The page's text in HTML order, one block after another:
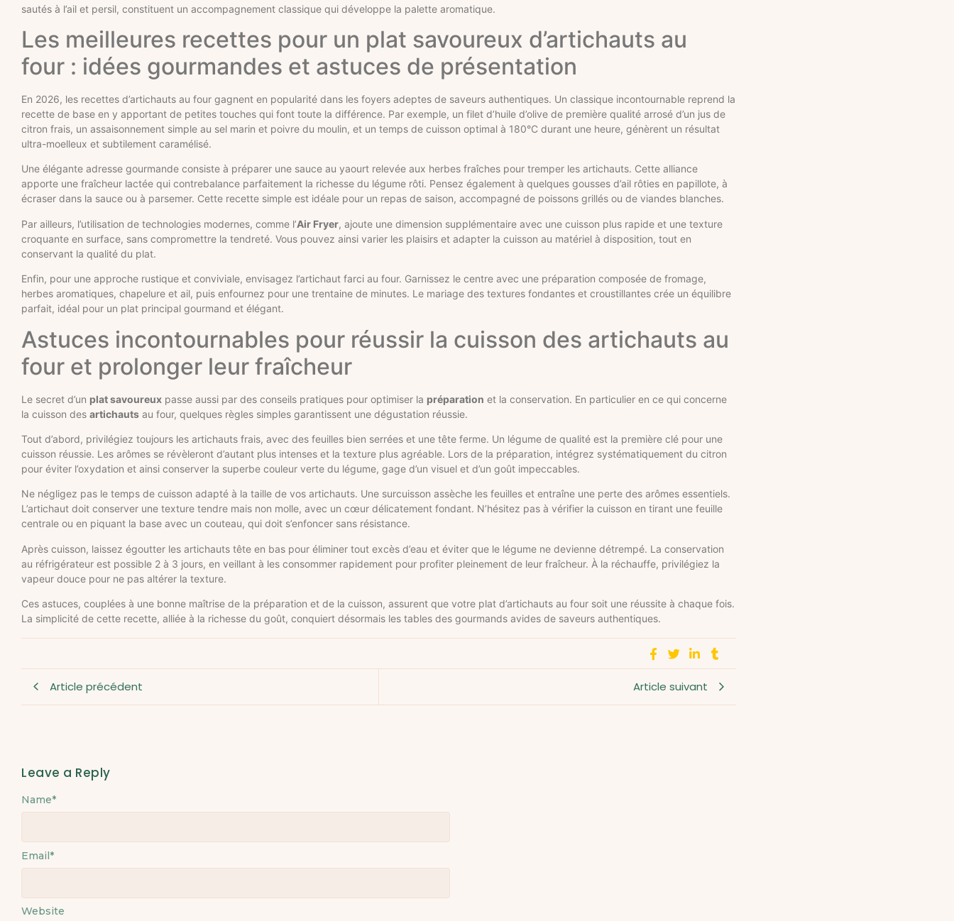
sautés à l’ail et persil, constituent un accompagnement classique qui développe la palette aromatique.
Les meilleures recettes pour un plat savoureux d’artichauts au
four : idées gourmandes et astuces de présentation
En 2026, les recettes d’artichauts au four gagnent en popularité dans les foyers adeptes de saveurs authentiques. Un classique incontournable reprend la
recette de base en y apportant de petites touches qui font toute la différence. Par exemple, un filet d’huile d’olive de première qualité arrosé d’un jus de
citron frais, un assaisonnement simple au sel marin et poivre du moulin, et un temps de cuisson optimal à 180°C durant une heure, génèrent un résultat
ultra-moelleux et subtilement caramélisé.
Une élégante adresse gourmande consiste à préparer une sauce au yaourt relevée aux herbes fraîches pour tremper les artichauts. Cette alliance
apporte une fraîcheur lactée qui contrebalance parfaitement la richesse du légume rôti. Pensez également à quelques gousses d’ail rôties en papillote, à
écraser dans la sauce ou à parsemer. Cette recette simple est idéale pour un repas de saison, accompagné de poissons grillés ou de viandes blanches.
Par ailleurs, l’utilisation de technologies modernes, comme l’Air Fryer, ajoute une dimension supplémentaire avec une cuisson plus rapide et une texture
croquante en surface, sans compromettre la tendreté. Vous pouvez ainsi varier les plaisirs et adapter la cuisson au matériel à disposition, tout en
conservant la qualité du plat.
Enfin, pour une approche rustique et conviviale, envisagez l’artichaut farci au four. Garnissez le centre avec une préparation composée de fromage,
herbes aromatiques, chapelure et ail, puis enfournez pour une trentaine de minutes. Le mariage des textures fondantes et croustillantes crée un équilibre
parfait, idéal pour un plat principal gourmand et élégant.
Astuces incontournables pour réussir la cuisson des artichauts au
four et prolonger leur fraîcheur
Le secret d’un plat savoureux passe aussi par des conseils pratiques pour optimiser la préparation et la conservation. En particulier en ce qui concerne
la cuisson des artichauts au four, quelques règles simples garantissent une dégustation réussie.
Tout d’abord, privilégiez toujours les artichauts frais, avec des feuilles bien serrées et une tête ferme. Un légume de qualité est la première clé pour une
cuisson réussie. Les arômes se révèleront d’autant plus intenses et la texture plus agréable. Lors de la préparation, intégrez systématiquement du citron
pour éviter l’oxydation et ainsi conserver la superbe couleur verte du légume, gage d’un visuel et d’un goût impeccables.
Ne négligez pas le temps de cuisson adapté à la taille de vos artichauts. Une surcuisson assèche les feuilles et entraîne une perte des arômes essentiels.
L’artichaut doit conserver une texture tendre mais non molle, avec un cœur délicatement fondant. N’hésitez pas à vérifier la cuisson en tirant une feuille
centrale ou en piquant la base avec un couteau, qui doit s’enfoncer sans résistance.
Après cuisson, laissez égoutter les artichauts tête en bas pour éliminer tout excès d’eau et éviter que le légume ne devienne détrempé. La conservation
au réfrigérateur est possible 2 à 3 jours, en veillant à les consommer rapidement pour profiter pleinement de leur fraîcheur. À la réchauffe, privilégiez la
vapeur douce pour ne pas altérer la texture.
Ces astuces, couplées à une bonne maîtrise de la préparation et de la cuisson, assurent que votre plat d’artichauts au four soit une réussite à chaque fois.
La simplicité de cette recette, alliée à la richesse du goût, conquiert désormais les tables des gourmands avides de saveurs authentiques.
Article précédent Article suivant
Leave a Reply
Name*
Email*
Website
Alternative: